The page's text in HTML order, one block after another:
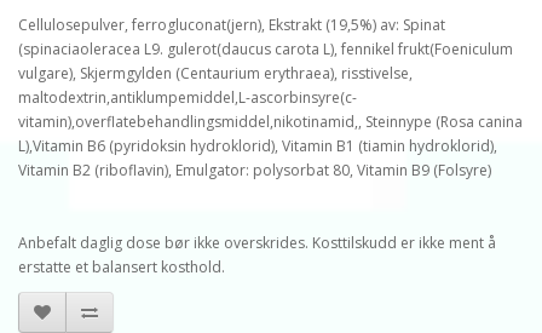
Cellulosepulver, ferrogluconat(jern), Ekstrakt (19,5%) av: Spinat
(spinaciaoleracea L9. gulerot(daucus carota L), fennikel frukt(Foeniculum
vulgare), Skjermgylden (Centaurium erythraea), risstivelse,
maltodextrin,antiklumpemiddel,L-ascorbinsyre(c-
vitamin),overflatebehandlingsmiddel,nikotinamid,, Steinnype (Rosa canina
L),Vitamin B6 (pyridoksin hydroklorid), Vitamin B1 (tiamin hydroklorid),
Vitamin B2 (riboflavin), Emulgator: polysorbat 80, Vitamin B9 (Folsyre)
Anbefalt daglig dose bør ikke overskrides. Kosttilskudd er ikke ment å
erstatte et balansert kosthold.